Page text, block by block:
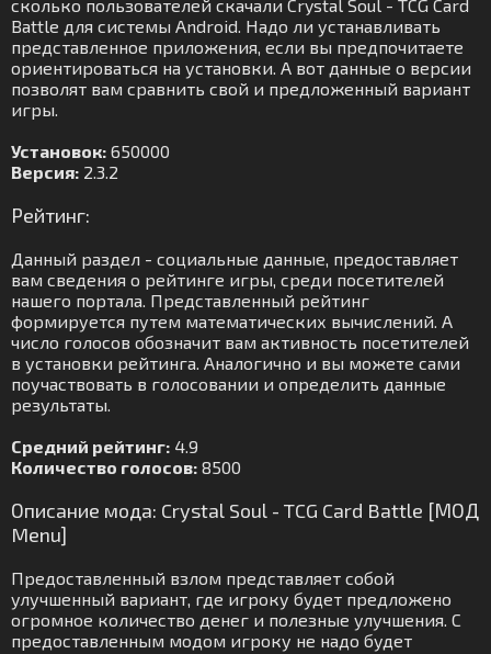
сколько пользователей скачали Crystal Soul - TCG Card
Battle для системы Android. Надо ли устанавливать
представленное приложения, если вы предпочитаете
ориентироваться на установки. А вот данные о версии
позволят вам сравнить свой и предложенный вариант
игры.
Установок: 650000
Версия: 2.3.2
Рейтинг:
Данный раздел - социальные данные, предоставляет
вам сведения о рейтинге игры, среди посетителей
нашего портала. Представленный рейтинг
формируется путем математических вычислений. А
число голосов обозначит вам активность посетителей
в установки рейтинга. Аналогично и вы можете сами
поучаствовать в голосовании и определить данные
результаты.
Средний рейтинг: 4.9
Количество голосов: 8500
Описание мода: Crystal Soul - TCG Card Battle [МОД
Menu]
Предоставленный взлом представляет собой
улучшенный вариант, где игроку будет предложено
огромное количество денег и полезные улучшения. С
предоставленным модом игроку не надо будет